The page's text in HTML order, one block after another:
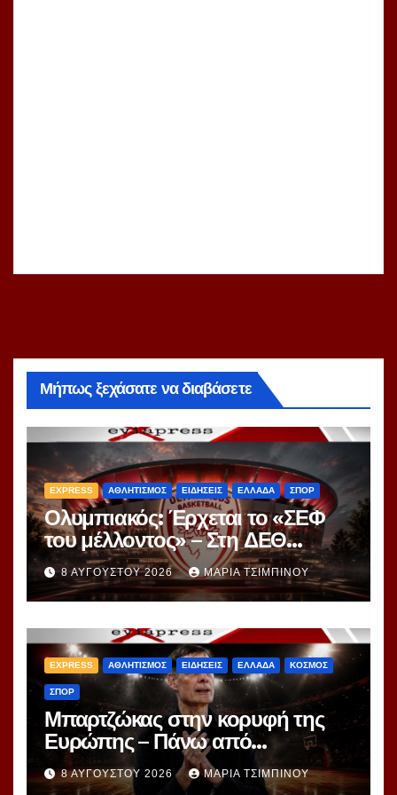
Μήπως ξεχάσατε να διαβάσετε
EXPRESS ΑΘΛΗΤΙΣΜΟΣ ΕΙΔΗΣΕΙΣ ΕΛΛΑΔΑ ΣΠΟΡ
Ολυμπιακός: Έρχεται το «ΣΕΦ
του μέλλοντος» – Στη ΔΕΘ
αποκαλύπτεται το μεγάλο
project 40ετίας
8 ΑΥΓΟΎΣΤΟΥ 2026 ΜΑΡΊΑ ΤΣΙΜΠΙΝΟΎ
EXPRESS ΑΘΛΗΤΙΣΜΟΣ ΕΙΔΗΣΕΙΣ ΕΛΛΑΔΑ ΚΟΣΜΟΣ
ΣΠΟΡ
Μπαρτζώκας στην κορυφή της
Ευρώπης – Πάνω από
Γιασικεβίτσιους και
Ομπράντοβιτς στο power
8 ΑΥΓΟΎΣΤΟΥ 2026 ΜΑΡΊΑ ΤΣΙΜΠΙΝΟΎ